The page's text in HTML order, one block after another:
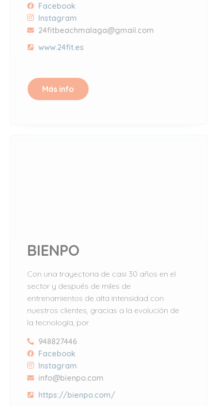
Facebook
Instagram
24fitbeachmalaga@gmail.com
www.24fit.es
Más info
BIENPO
Con una trayectoria de casi 30 años en el
sector y después de miles de
entrenamientos de alta intensidad con
nuestros clientes, gracias a la evolución de
la tecnología, por
948827446
Facebook
Instagram
info@bienpo.com
https://bienpo.com/